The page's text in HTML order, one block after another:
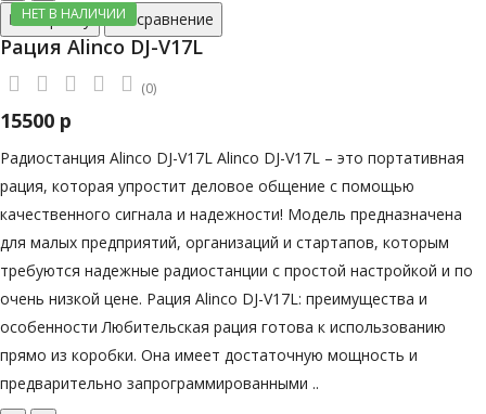
НЕТ В НАЛИЧИИ
В корзину В сравнение
Рация Alinco DJ-V17L
(0)
15500 р
Радиостанция Alinco DJ-V17L Alinco DJ-V17L – это портативная
рация, которая упростит деловое общение с помощью
качественного сигнала и надежности! Модель предназначена
для малых предприятий, организаций и стартапов, которым
требуются надежные радиостанции с простой настройкой и по
очень низкой цене. Рация Alinco DJ-V17L: преимущества и
особенности Любительская рация готова к использованию
прямо из коробки. Она имеет достаточную мощность и
предварительно запрограммированными ..